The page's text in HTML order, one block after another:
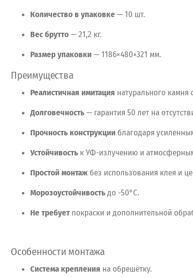
Количество в упаковке— 10 шт.
Весбрутто— 21,2 кг.
Размерупаковки— 1186×480×321 мм.
Преимущества
Реалистичная имитация натурального камня
Долговечность— гарантия 50 лет на
Прочность конструкции благодаря
Устойчивость кУФ-излучению и
Простоймонтаж без использования клея и
Морозоустойчивостьдо -50°C.
Нетребуетпокраски и дополнительной
Особенности монтажа
Система крепления на обрешётку.